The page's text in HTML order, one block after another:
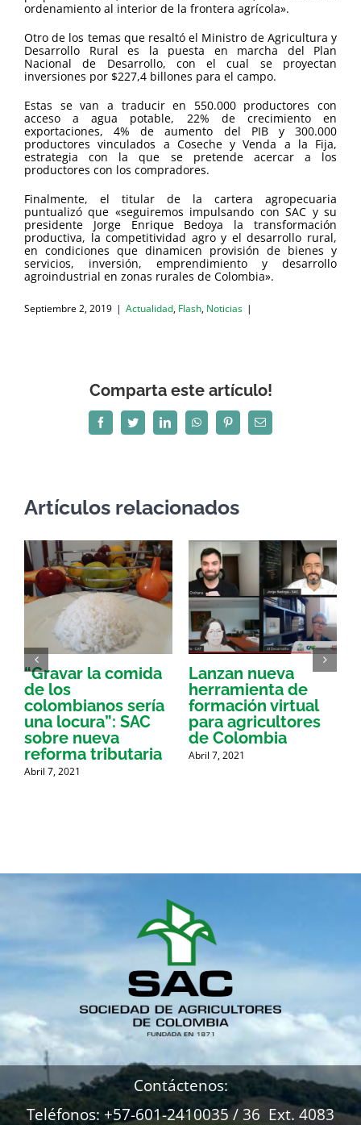
ordenamiento al interior de la frontera agrícola».
Otro de los temas que resaltó el Ministro de Agricultura y
Desarrollo Rural es la puesta en marcha del Plan
Nacional de Desarrollo, con el cual se proyectan
inversiones por $227,4 billones para el campo.
Estas se van a traducir en 550.000 productores con
acceso a agua potable, 22% de crecimiento en
exportaciones, 4% de aumento del PIB y 300.000
productores vinculados a Coseche y Venda a la Fija,
estrategia con la que se pretende acercar a los
productores con los compradores.
Finalmente, el titular de la cartera agropecuaria
puntualizó que «seguiremos impulsando con SAC y su
presidente Jorge Enrique Bedoya la transformación
productiva, la competitividad agro y el desarrollo rural,
en condiciones que dinamicen provisión de bienes y
servicios, inversión, emprendimiento y desarrollo
agroindustrial en zonas rurales de Colombia».
Septiembre 2, 2019 | Actualidad, Flash, Noticias |
Comparta este artículo!
FacebookTwitterLinkedInWhatsAppPinterestCorreo
electrónico
Artículos relacionados
“Gravar la comida
de los
colombianos sería
una locura”: SAC
sobre nueva
reforma tributaria
Abril 7, 2021
Lanzan nueva
herramienta de
formación virtual
para agricultores
de Colombia
Abril 7, 2021
Contáctenos:
Teléfonos: +57-601-2410035 / 36 Ext. 4083